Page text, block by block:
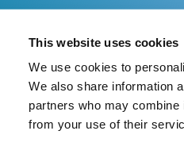
This website uses cookies
We use cookies to
We also share information
partners who may combine
from your use of their